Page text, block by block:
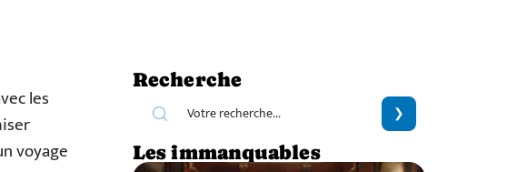
les
voyage
Recherche
Les immanquables